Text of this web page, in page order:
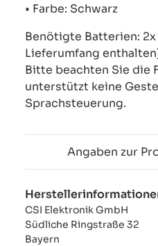
• Farbe: Schwarz
Benötigte Batterien:
Lieferumfang
Bitte beachten Sie die
unterstützt keine
Sprachsteuerung.
Angaben zur
CSI Elektronik GmbH
Südliche Ringstraße 32
Bayern